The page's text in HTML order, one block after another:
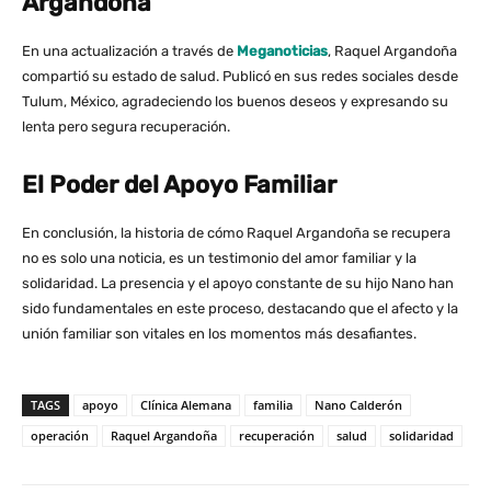
En una actualización a través de Meganoticias, Raquel Argandoña
compartió su estado de salud. Publicó en sus redes sociales desde
Tulum, México, agradeciendo los buenos deseos y expresando su
lenta pero segura recuperación.
El Poder del Apoyo Familiar
En conclusión, la historia de cómo Raquel Argandoña se recupera
no es solo una noticia, es un testimonio del amor familiar y la
solidaridad. La presencia y el apoyo constante de su hijo Nano han
sido fundamentales en este proceso, destacando que el afecto y la
unión familiar son vitales en los momentos más desafiantes.
TAGS apoyo Clínica Alemana familia
Nano Calderón
operación
Raquel Argandoña recuperación salud solidaridad